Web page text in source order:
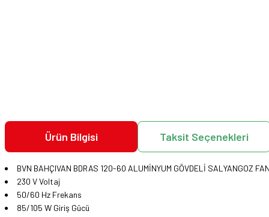
Ürün Bilgisi Taksit Seçenekleri
BVN BAHÇIVAN BDRAS 120-60 ALUMİNYUM GÖVDELİ SALYANGOZ FAN
230 V Voltaj
50/60 Hz Frekans
85/105 W Giriş Gücü